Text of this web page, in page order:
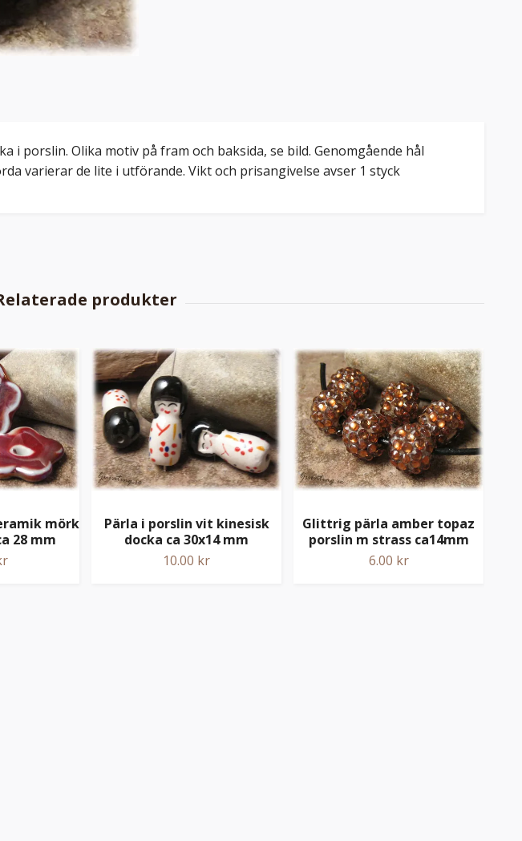
i porslin. Olika motiv på fram och baksida, se bild. Genomgående hål
varierar de lite i utförande. Vikt och prisangivelse avser 1 styck
mörk
28 mm
Pärla i porslin vit kinesisk
docka ca 30x14 mm
10.00 kr
Glittrig pärla amber topaz
porslin m strass ca14mm
6.00 kr